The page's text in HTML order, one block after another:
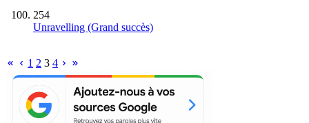
254
Unravelling (Grand succès)
1 2 3 4